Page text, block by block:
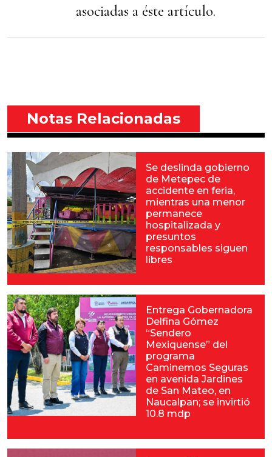
asociadas a éste artículo.
Notas Relacionadas
Se deslinda gobierno
de Metepec de
accidente en feria,
mientras una menor
permanece
hospitalizada y
presuntos
responsables siguen
libres
Entrega Gobernadora
Delfina Gómez
“Sendero
Mexiquense” del
programa
Caminemos Seguras
en avenida Jardines
de San Mateo, en
Naucalpan; se invirtió
10.8 mdp